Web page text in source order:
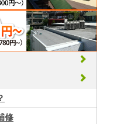
修